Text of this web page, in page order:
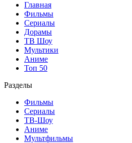
Главная
Фильмы
Сериалы
Дорамы
ТВ Шоу
Мультики
Аниме
Топ 50
Разделы
Фильмы
Сериалы
ТВ-Шоу
Аниме
Мультфильмы